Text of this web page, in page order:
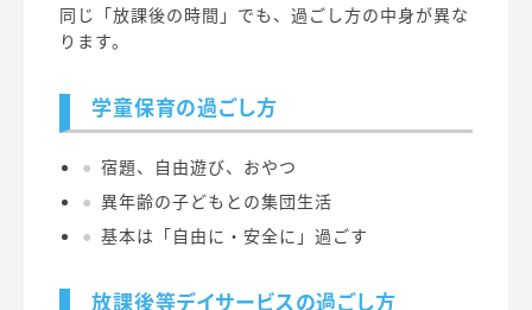
同じ「放課後の時間」でも、過ごし方の中身が異な
ります。
学童保育の過ごし方
宿題、自由遊び、おやつ
異年齢の子どもとの集団生活
基本は「自由に・安全に」過ごす
放課後等デイサービスの過ごし方